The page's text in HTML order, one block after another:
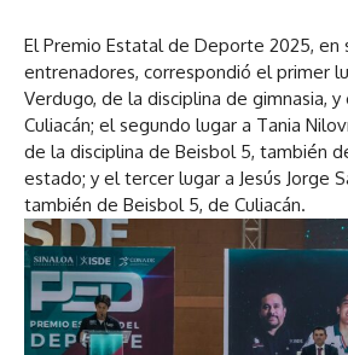
El Premio Estatal de Deporte 2025, en
entrenadores, correspondió el primer
Verdugo, de la disciplina de gimnasia, y
Culiacán; el segundo lugar a Tania
de la disciplina de Beisbol 5, también
estado; y el tercer lugar a Jesús Jorge
también de Beisbol 5, de Culiacán.